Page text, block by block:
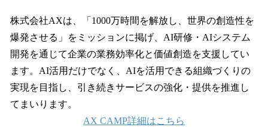
株式会社AXは、「1000万時間を解放し、世界の創造性を
爆発させる」をミッションに掲げ、AI研修・AIシステム
開発を通じて企業の業務効率化と価値創造を支援してい
ます。AI活用だけでなく、AIを活用できる組織づくりの
実現を目指し、引き続きサービスの強化・提供を推進し
てまいります。
AX CAMP詳細はこちら